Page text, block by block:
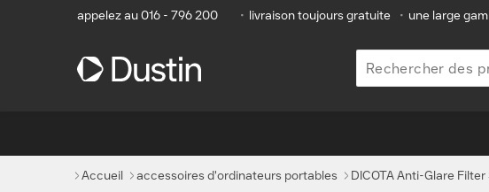
appelez au 016 - 796 200 • livraison toujours gratuite • une large
Accueil accessoires d'ordinateurs portables DICOTA Anti-Glare